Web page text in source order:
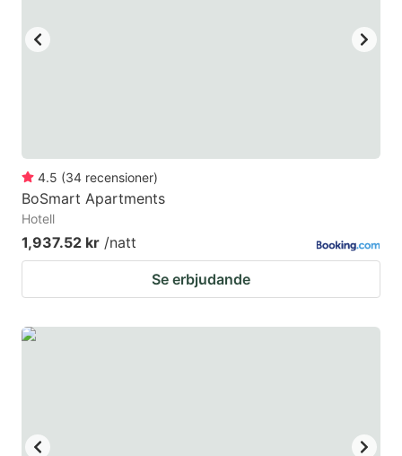
4.5 (34 recensioner)
BoSmart Apartments
Hotell
1,937.52 kr /natt
Se erbjudande